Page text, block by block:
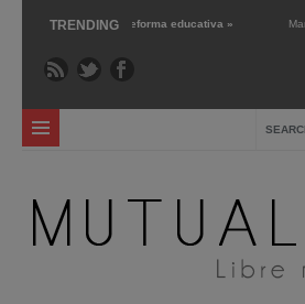
TRENDING
sobre la reforma educativa » Mar 1 ›